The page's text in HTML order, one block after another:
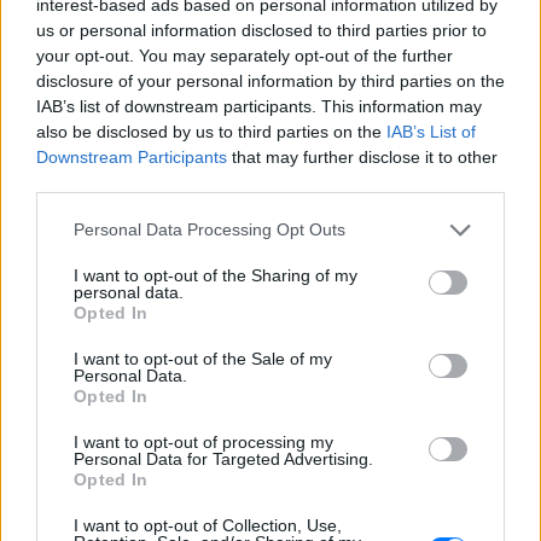
interest-based ads based on personal information utilized by
us or personal information disclosed to third parties prior to
your opt-out. You may separately opt-out of the further
disclosure of your personal information by third parties on the
IAB’s list of downstream participants. This information may
also be disclosed by us to third parties on the IAB’s List of
Downstream Participants that may further disclose it to other
Personal Data Processing Opt Outs
I want to opt-out of the Sharing of my
personal data.
Opted In
I want to opt-out of the Sale of my
Personal Data.
Opted In
I want to opt-out of processing my
Personal Data for Targeted Advertising.
Opted In
I want to opt-out of Collection, Use,
ΔΕΙΤΕ ΕΠΙΣΗΣ
ΣΤΗΝ ΙΔΙΑ ΚΑΤΗΓΟΡΙΑ
«Πριν 10 χρόνια φώναζαν
οφσάιντ, δεν ήξεραν ότι η
μπάλα μπάσκετ είναι
ΕΛΛΆΔΑ ΧΤΕΣ